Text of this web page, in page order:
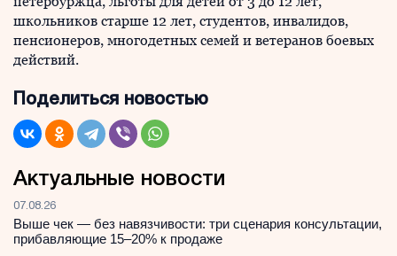
школьников старше 12 лет, студентов, инвалидов,
пенсионеров, многодетных семей и ветеранов боевых
действий.
Поделиться новостью
Актуальные новости
07.08.26
Выше чек — без навязчивости: три сценария консультации,
прибавляющие 15–20% к продаже